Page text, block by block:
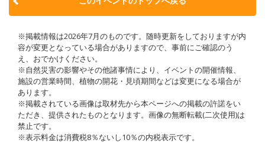
※掲載情報は2026年7月のものです。随時更新をしておりますが内
容が変更となっている場合がありますので、事前にご確認のう
え、おでかけください。
※自然災害の影響やその他諸事情により、イベントの開催情報、
施設の営業時間、植物の開花・見頃期間などは変更になる場合が
あります。
※掲載されている画像は取材先から本ページへの掲載の許諾をい
ただき、提供されたものとなります。画像の無断転載(二次使用)は
禁止です。
※表示料金は消費税8％ないし10％の内税表示です。